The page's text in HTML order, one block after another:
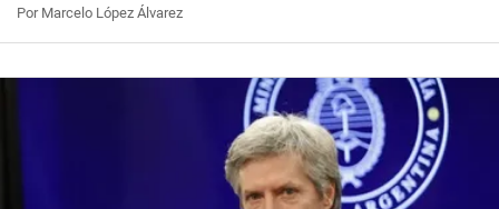
Por Marcelo López Álvarez